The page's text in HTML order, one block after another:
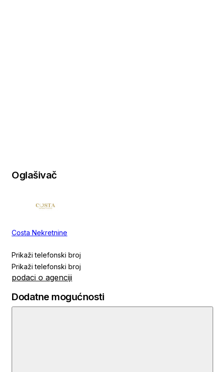
Oglašivač
Costa Nekretnine
Prikaži telefonski broj
Prikaži telefonski broj
podaci o agenciji
Dodatne mogućnosti